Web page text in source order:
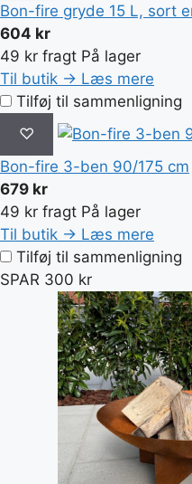
Bon-fire gryde 15 L, sort
604 kr
49 kr fragt På lager
Til butik → Læs mere
Tilføj til sammenligning
♡
Bon-fire 3-ben 90/175 cm
679 kr
49 kr fragt På lager
Til butik → Læs mere
Tilføj til sammenligning
SPAR 300 kr